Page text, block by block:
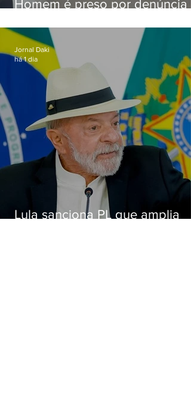
Homem é preso por denúncia
Alcântara
Lula sanciona PL que amplia
Jornal Daki
há 1 dia